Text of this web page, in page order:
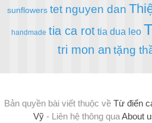
sunflowers tet nguyen dan
handmade tia ca rot tia dua leo
tri mon an tặng
Bản quyền bài viết thuộc về Từ điển
Vỹ - Liên hệ thông quaAbout